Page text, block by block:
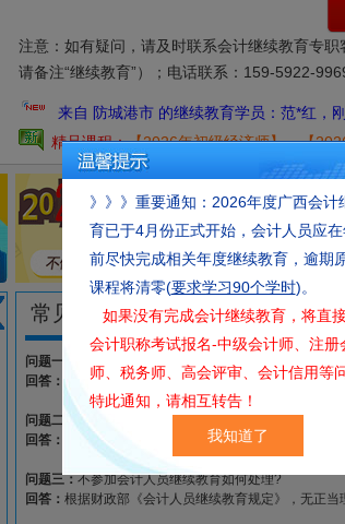
注意：如有疑问，请及时联系会计继续教育专
请备注“继续教育”）；电话联系：159-5922-
来自 南宁市 的继续教育学员：莫*蒙，刚
来自 贵港市 的继续教育学员：陆*宏，刚
来自 防城港市 的继续教育学员：范*红，
来自 防城港市 的继续教育学员：范*红，
来自 玉林市 的继续教育学员：余*梅，刚
来自 南宁市 的继续教育学员：张*珍，刚
来自 玉林市 的继续教育学员：黄*结，刚
来自 南宁市 的继续教育学员：韦*丽，刚
来自 百色市 的继续教育学员：农*锐，刚
来自 南宁市 的继续教育学员：莫*蒙，刚
来自 南宁市 的继续教育学员：张*莲，刚
来自 玉林市 的继续教育学员：刘*芳，刚
来自 玉林市 的继续教育学员：朱*余，刚
来自 贵港市 的继续教育学员：陆*宏，刚
来自 柳州市 的继续教育学员：陈*红，刚
来自 南宁市 的继续教育学员：陈*，刚刚
精品课程：【2026年初级经济师】，【
常见问题
问题一
：考完试还需要盖章吗？
回答：从2012年开始，参加网上继续教育通过考试后
问题二： 可以补办2021年度之前的会计继续教育吗？
回答：
本机构接受目前可以继续教育的所有年度会计继
问题三：不参加会计人员继续教育如何处理?
回答： 根据财政部《会计人员继续教育规定》，无正
》》》重要通知：2026年度广西会计
育已于4月份正式开始，会计人员应
前尽快完成相关年度继续教育，逾期
课程将清零(要求学习90个学时)。
如果没有完成会计继续教育，将直
会计职称考试报名-中级会计师、注册
师、税务师、高会评审、会计信用等
特此通知，请相互转告！
我知道了